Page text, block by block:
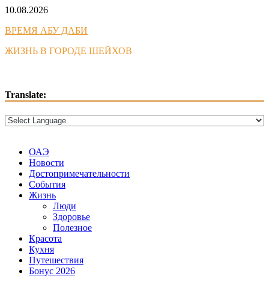
Skip
content
10.08.2026
ВРЕМЯ АБУ ДАБИ
ЖИЗНЬ В ГОРОДЕ ШЕЙХОВ
Translate:
ОАЭ
Новости
Достопримечательности
События
Жизнь
Люди
Здоровье
Полезное
Красота
Кухня
Путешествия
Бонус 2026